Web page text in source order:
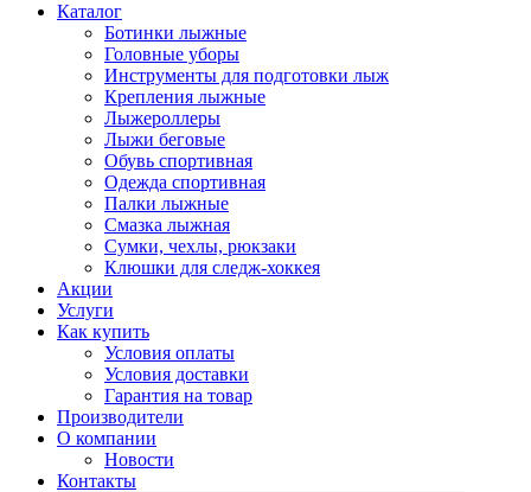
Каталог
Ботинки лыжные
Головные уборы
Инструменты для подготовки лыж
Крепления лыжные
Лыжероллеры
Лыжи беговые
Обувь спортивная
Одежда спортивная
Палки лыжные
Смазка лыжная
Сумки, чехлы, рюкзаки
Клюшки для следж-хоккея
Акции
Услуги
Как купить
Условия оплаты
Условия доставки
Гарантия на товар
Производители
О компании
Новости
Контакты